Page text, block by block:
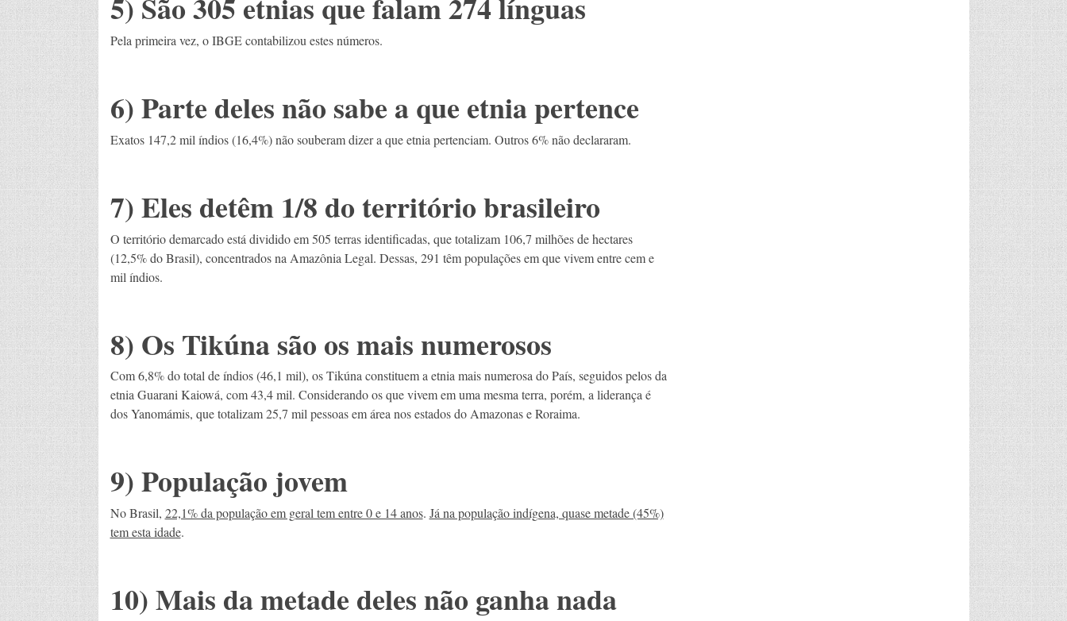
Pela primeira vez, o IBGE contabilizou estes números.
6) Parte deles não sabe a que etnia pertence
Exatos 147,2 mil índios (16,4%) não souberam dizer a que etnia pertenciam. Outros 6% não declararam.
7) Eles detêm 1/8 do território brasileiro
O território demarcado está dividido em 505 terras identificadas, que totalizam 106,7 milhões de hectares
(12,5% do Brasil), concentrados na Amazônia Legal. Dessas, 291 têm populações em que vivem entre cem e
mil índios.
8) Os Tikúna são os mais numerosos
Com 6,8% do total de índios (46,1 mil), os Tikúna constituem a etnia mais numerosa do País, seguidos pelos da
etnia Guarani Kaiowá, com 43,4 mil. Considerando os que vivem em uma mesma terra, porém, a liderança é
dos Yanomámis, que totalizam 25,7 mil pessoas em área nos estados do Amazonas e Roraima.
9) População jovem
No Brasil, 22,1% da população em geral tem entre 0 e 14 anos. Já na população indígena, quase metade (45%)
tem esta idade.
10) Mais da metade deles não ganha nada